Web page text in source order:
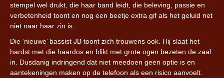
stempel wel drukt, die haar band leidt, die beleving, passie en
verbetenheid toont en nog een beetje extra gif als het geluid net
niet naar haar zin is.
Die ‘nieuwe’ bassist JB toont zich trouwens ook. Hij slaat het
hardst met die haardos en blikt met grote ogen bezeten de zaal
in. Dusdanig indringend dat niet meedoen geen optie is en
aantekeningen maken op de telefoon als een risico aanvoelt.